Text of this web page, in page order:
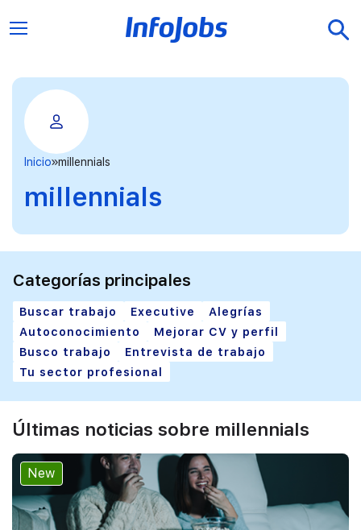
Inicio millennials
millennials
Categorías principales
Buscar trabajo Executive
Alegrías
Autoconocimiento
Mejorar CV y perfil
Busco trabajo
Entrevista de trabajo
Tu sector profesional
Últimas noticias sobre millennials
New